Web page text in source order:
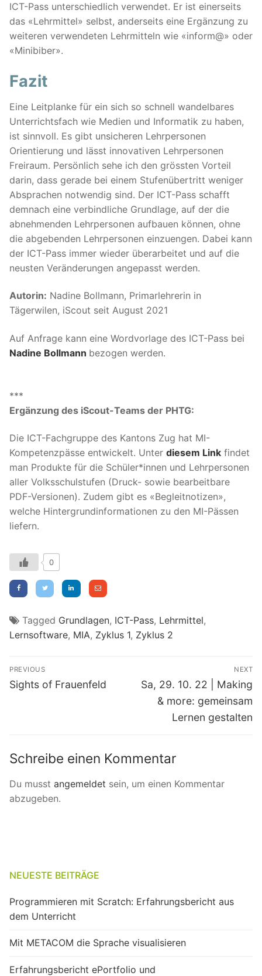
ICT-Pass unterschiedlich verwendet. Er ist einerseits
das «Lehrmittel» selbst, anderseits eine Ergänzung zu
weiteren verwendeten Lehrmitteln wie «inform@» oder
«Minibiber».
Fazit
Eine Leitplanke für ein sich so schnell wandelbares
Unterrichtsfach wie Medien und Informatik zu haben,
ist sinnvoll. Es gibt unsicheren Lehrpersonen
Orientierung und lässt innovativen Lehrpersonen
Freiraum. Persönlich sehe ich den grössten Vorteil
darin, dass gerade bei einem Stufenübertritt weniger
Absprachen notwendig sind. Der ICT-Pass schafft
demnach eine verbindliche Grundlage, auf der die
abnehmenden Lehrpersonen aufbauen können, ohne
die abgebenden Lehrpersonen einzuengen. Dabei kann
der ICT-Pass immer wieder überarbeitet und auf die
neusten Veränderungen angepasst werden.
Autorin: Nadine Bollmann, Primarlehrerin in
Tägerwilen, iScout seit August 2021
Auf Anfrage kann eine Wordvorlage des ICT-Pass bei
Nadine Bollmann bezogen werden.
***
Ergänzung des iScout-Teams der PHTG:
Die ICT-Fachgruppe des Kantons Zug hat MI-
Kompetenzpässe entwickelt. Unter diesem Link findet
man Produkte für die Schüler*innen und Lehrpersonen
aller Volksschulstufen (Druck- sowie bearbeitbare
PDF-Versionen). Zudem gibt es «Begleitnotizen»,
welche Hintergrundinformationen zu den MI-Pässen
liefern.
0
Tagged Grundlagen, ICT-Pass, Lehrmittel,
Lernsoftware, MIA, Zyklus 1, Zyklus 2
Beitragsnavigation
PREVIOUS
Previous
Sights of Frauenfeld
NEXT
Next
post:
Sa, 29. 10. 22 | Making
& more: gemeinsam
Lernen gestalten
Schreibe einen Kommentar
Du musst angemeldet sein, um einen Kommentar
abzugeben.
NEUESTE BEITRÄGE
Programmieren mit Scratch: Erfahrungsbericht aus
dem Unterricht
Mit METACOM die Sprache visualisieren
Erfahrungsbericht ePortfolio und